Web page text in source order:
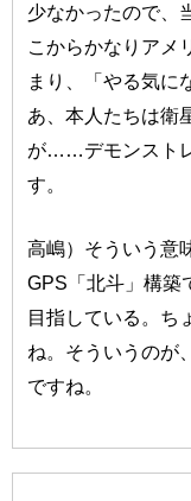
少なかったので、
こからかなりアメ
まり、「やる気に
あ、本人たちは衛
が……デモンスト
す。
高嶋）そういう意
GPS「北斗」構築
目指している。ち
ね。そういうのが
ですね。